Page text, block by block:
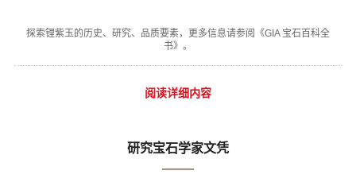
探索锂紫玉的历史、研究、品质要素，更多信息请参阅《GIA 宝石百科全
书》。
阅读详细内容
研究宝石学家文凭